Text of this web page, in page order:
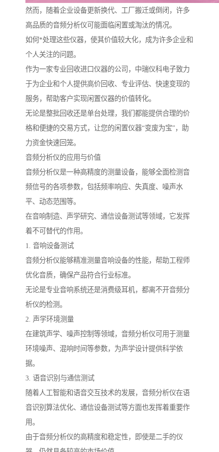
然而，随着企业设备更新换代、工厂搬迁或倒闭，许多
高品质的音频分析仪可能面临闲置或淘汰的情况。
如何*处理这些仪器，使其价值较大化，成为许多企业和
个人关注的问题。
作为一家专业回收进口仪器的公司，中瑞仪科电子致力
于为企业和个人提供高价回收、专业评估、快速变现的
服务，帮助客户实现闲置仪器的价值转化。
无论是整批回收还是单台处理，我们都能提供合理的价
格和便捷的交易方式，让您的闲置仪器“变废为宝”，助
力资金快速回笼。
音频分析仪的应用与价值
音频分析仪是一种高精度的测量设备，能够全面检测音
频信号的各项参数，包括频率响应、失真度、噪声水
平、动态范围等。
在音响制造、声学研究、通信设备测试等领域，它发挥
着不可替代的作用。
1. 音响设备测试
音频分析仪能够精准测量音响设备的性能，帮助工程师
优化音质，确保产品符合行业标准。
无论是专业音响系统还是消费级耳机，都离不开音频分
析仪的检测。
2. 声学环境测量
在建筑声学、噪声控制等领域，音频分析仪可用于测量
环境噪声、混响时间等参数，为声学设计提供科学依
据。
3. 语音识别与通信测试
随着人工智能和语音交互技术的发展，音频分析仪在语
音识别算法优化、通信设备测试等方面也发挥着重要作
用。
由于音频分析仪的高精度和稳定性，即使是二手的仪